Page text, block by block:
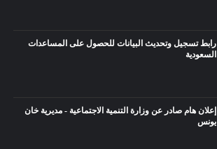
رابط تسجيل وتحديث البيانات للحصول على المساعدات
السعودية
إعلان هام صادر عن وزارة التنمية الاجتماعية - مديرية خان
يونس